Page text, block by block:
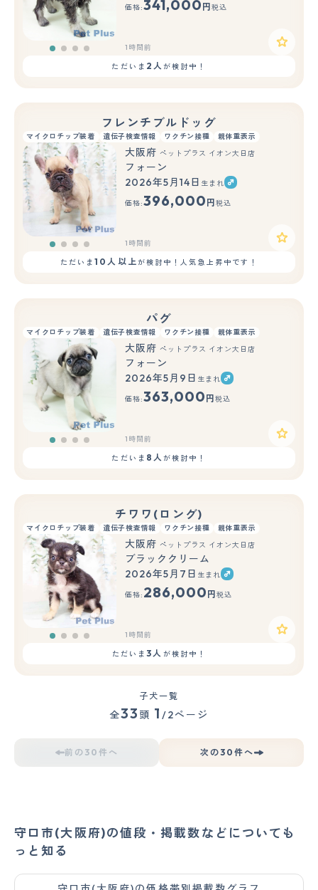
価格:341,000 円 税込
1時間前
ただいま 2人が検討中！
フレンチブルドッグ
マイクロチップ装着 遺伝子検査情報 ワクチン接種 親体重表示
大阪府 ペットプラス イオン大日店
フォーン
2026年5月14日 生まれ
価格:396,000 円 税込
1時間前
ただいま10人以上が検討中！人気急上昇中です！
パグ
マイクロチップ装着 遺伝子検査情報 ワクチン接種 親体重表示
大阪府 ペットプラス イオン大日店
フォーン
2026年5月9日 生まれ
価格:363,000 円 税込
1時間前
ただいま 8人が検討中！
チワワ(ロング)
マイクロチップ装着 遺伝子検査情報 ワクチン接種 親体重表示
大阪府 ペットプラス イオン大日店
ブラッククリーム
2026年5月7日 生まれ
価格: 286,000 円 税込
1時間前
ただいま3人 が検討中！
子犬一覧
全33 頭 1 /2ページ
前の30件へ 次の30件へ
守口市(大阪府)の値段・掲載数などについても
っと知る